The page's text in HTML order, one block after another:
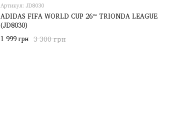
Артикул: JD8030
ADIDAS FIFA WORLD CUP 26™ TRIONDA LEAGUE
(JD8030)
3 300 грн
1 999 грн